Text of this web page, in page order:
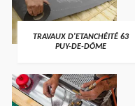
TRAVAUX D'ETANCHÉITÉ 63
PUY-DE-DÔME